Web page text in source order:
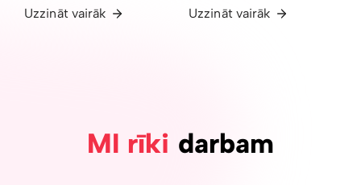
Uzzināt vairāk Uzzināt vairāk
MI rīki darbam